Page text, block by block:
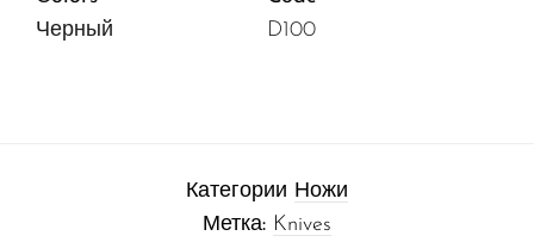
Черный
D100
Категории Ножи
Метка: Knives